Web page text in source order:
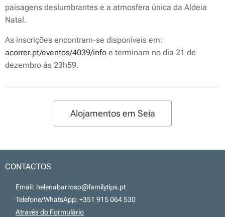
paisagens deslumbrantes e a atmosfera única da Aldeia
Natal.
As inscrições encontram-se disponíveis em:
acorrer.pt/eventos/4039/info e terminam no dia 21 de
dezembro às 23h59.
Alojamentos em Seia
CONTACTOS
📧 Email: helenabarroso@familytips.pt
📞 Telefone/WhatsApp: +351 915 064 530
Através do Formulário